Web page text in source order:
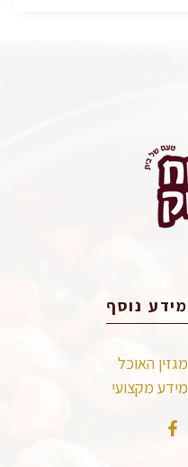
מידע נוסף
מגזין האוכל
מידע מקצועי